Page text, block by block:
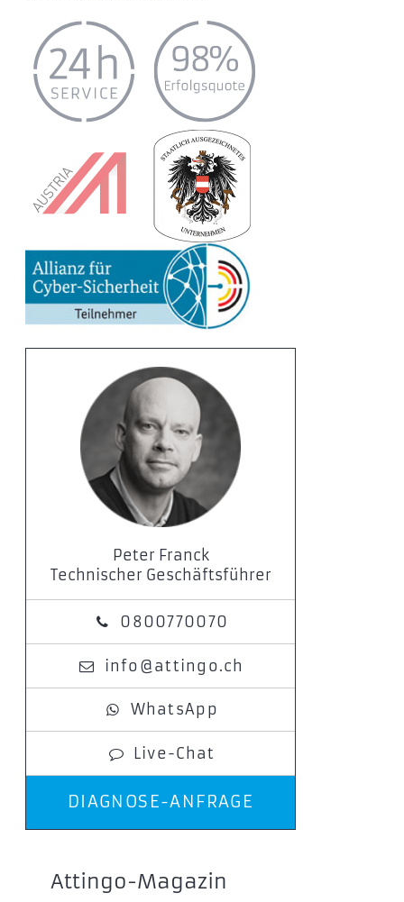
Peter Franck
Technischer Geschäftsführer
0800770070
info@attingo.ch
WhatsApp
Live-Chat
DIAGNOSE-ANFRAGE
Attingo-Magazin